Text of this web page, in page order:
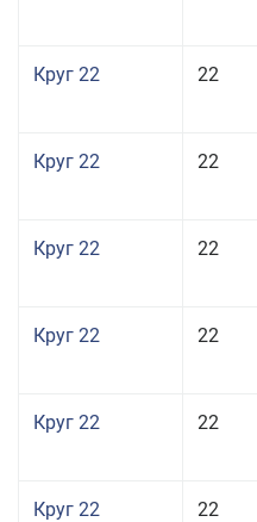
Круг 22 22
Круг 22 22
Круг 22 22
Круг 22 22
Круг 22 22
Круг 22 22